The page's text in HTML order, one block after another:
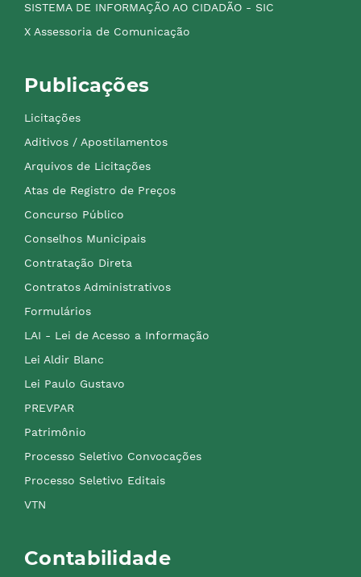
SISTEMA DE INFORMAÇÃO AO CIDADÃO - SIC
X Assessoria de Comunicação
Publicações
Licitações
Aditivos / Apostilamentos
Arquivos de Licitações
Atas de Registro de Preços
Concurso Público
Conselhos Municipais
Contratação Direta
Contratos Administrativos
Formulários
LAI - Lei de Acesso a Informação
Lei Aldir Blanc
Lei Paulo Gustavo
PREVPAR
Patrimônio
Processo Seletivo Convocações
Processo Seletivo Editais
VTN
Contabilidade